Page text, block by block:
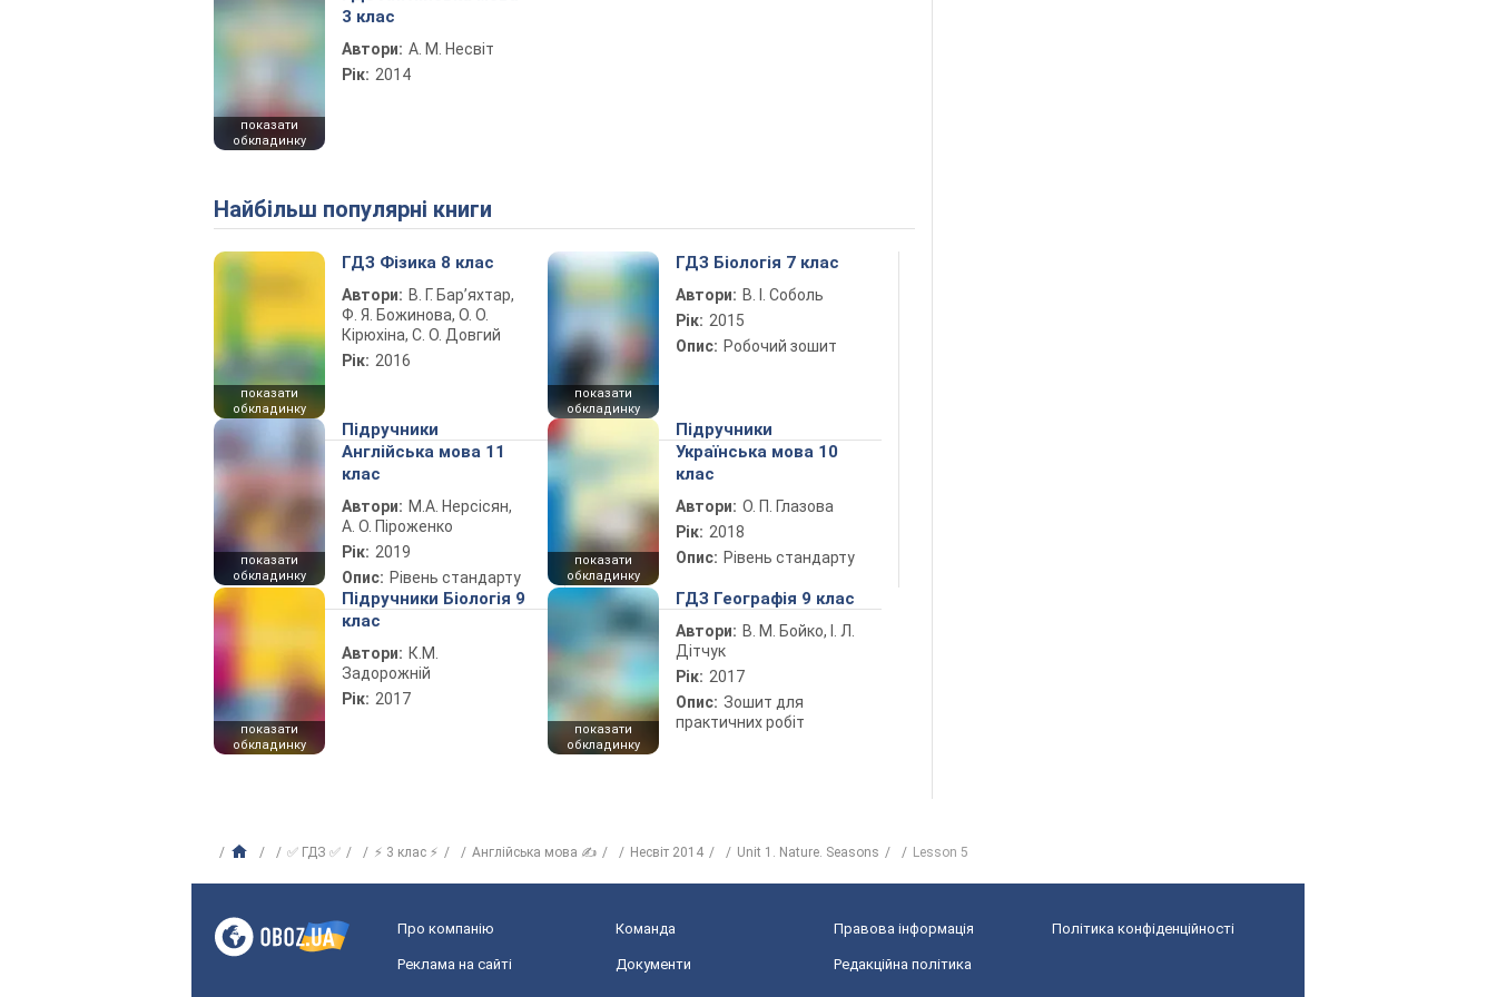
показати
обкладинку
3 клас
Автори: А. М. Несвіт
Рік: 2014
Найбільш популярні книги
показати
обкладинку
ГДЗ Фізика 8 клас
Автори: В. Г. Бар’яхтар,
Ф. Я. Божинова, О. О.
Кірюхіна, С. О. Довгий
Рік: 2016
показати
обкладинку
ГДЗ Біологія 7 клас
Автори: В. І. Соболь
Рік: 2015
Опис: Робочий зошит
показати
обкладинку
Підручники
Англійська мова 11
клас
Автори: М.А. Нерсісян,
А. О. Піроженко
Рік: 2019
Опис: Рівень стандарту
показати
обкладинку
Підручники
Українська мова 10
клас
Автори: О. П. Глазова
Рік: 2018
Опис: Рівень стандарту
показати
обкладинку
Підручники Біологія 9
клас
Автори: К.М.
Задорожній
Рік: 2017
показати
обкладинку
ГДЗ Географія 9 клас
Автори: В. М. Бойко, І. Л.
Дітчук
Рік: 2017
Опис: Зошит для
практичних робіт
✅ ГДЗ ✅ ⚡ 3 клас ⚡ Англійська мова ✍ Несвіт 2014 Unit 1. Nature. Seasons Lesson 5
Про компанію Команда Правова інформація Політика конфіденційності
Реклама на сайті Документи Редакційна політика